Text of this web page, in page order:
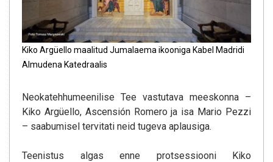
Kiko Argüello maalitud Jumalaema ikooniga Kabel Madridi
Almudena Katedraalis
Neokatehhumeenilise Tee vastutava meeskonna –
Kiko Argüello, Ascensión Romero ja isa Mario Pezzi
– saabumisel tervitati neid tugeva aplausiga.
Teenistus algas enne protsessiooni Kiko